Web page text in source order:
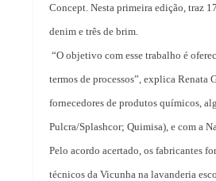
Concept. Nesta primeira edição, traz
denim e três de brim.
“O objetivo com esse trabalho é
termos de processos”, explica Renata
fornecedores de produtos químicos,
Pulcra/Splashcor; Quimisa), e com a
Pelo acordo acertado, os fabricantes
técnicos da Vicunha na lavanderia